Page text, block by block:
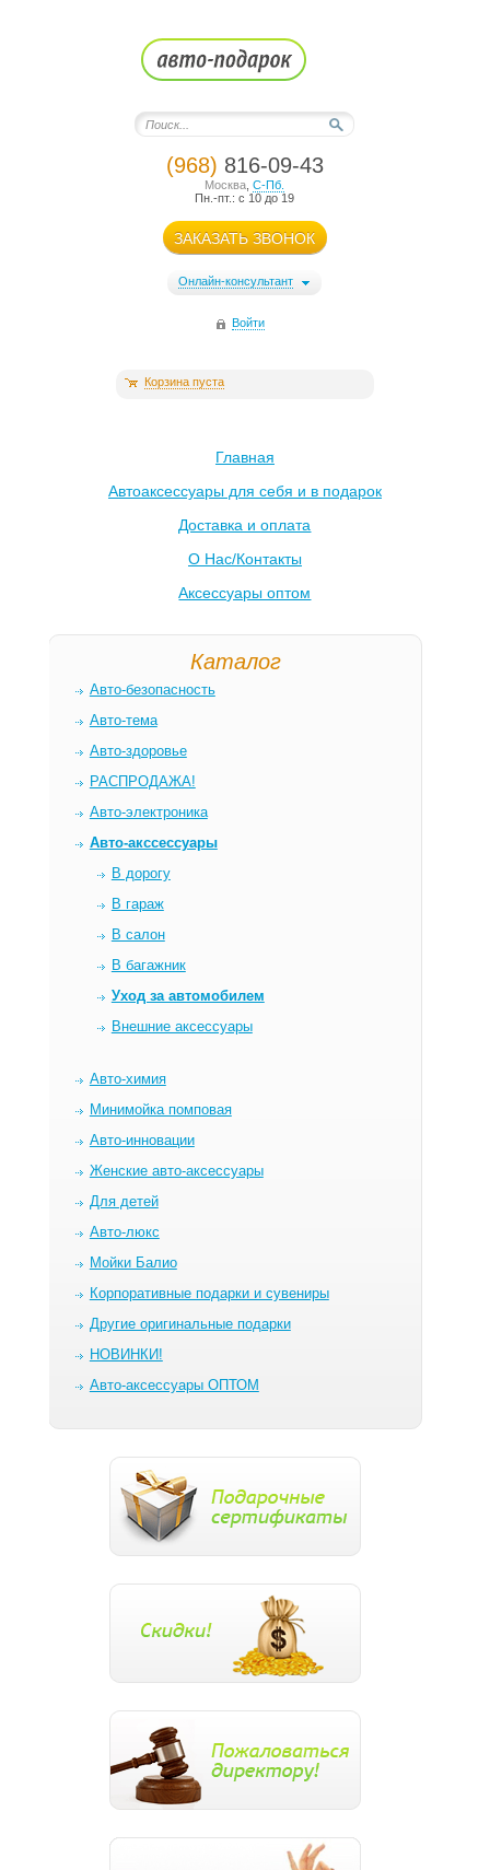
(968) 816-09-43
Москва ,С-Пб.
Пн.-пт.: с 10 до 19
ЗАКАЗАТЬ ЗВОНОК
Онлайн-консультант
Войти
Корзина пуста
Главная
Автоаксессуары для себя и в подарок
Доставка и оплата
О Нас/Контакты
Аксессуары оптом
Каталог
Авто-безопасность
Авто-тема
Авто-здоровье
РАСПРОДАЖА!
Авто-электроника
Авто-акссессуары
В дорогу
В гараж
В салон
В багажник
Уход за автомобилем
Внешние аксессуары
Авто-химия
Минимойка помповая
Авто-инновации
Женские авто-аксессуары
Для детей
Авто-люкс
Мойки Балио
Корпоративные подарки и сувениры
Другие оригинальные подарки
НОВИНКИ!
Авто-аксессуары ОПТОМ